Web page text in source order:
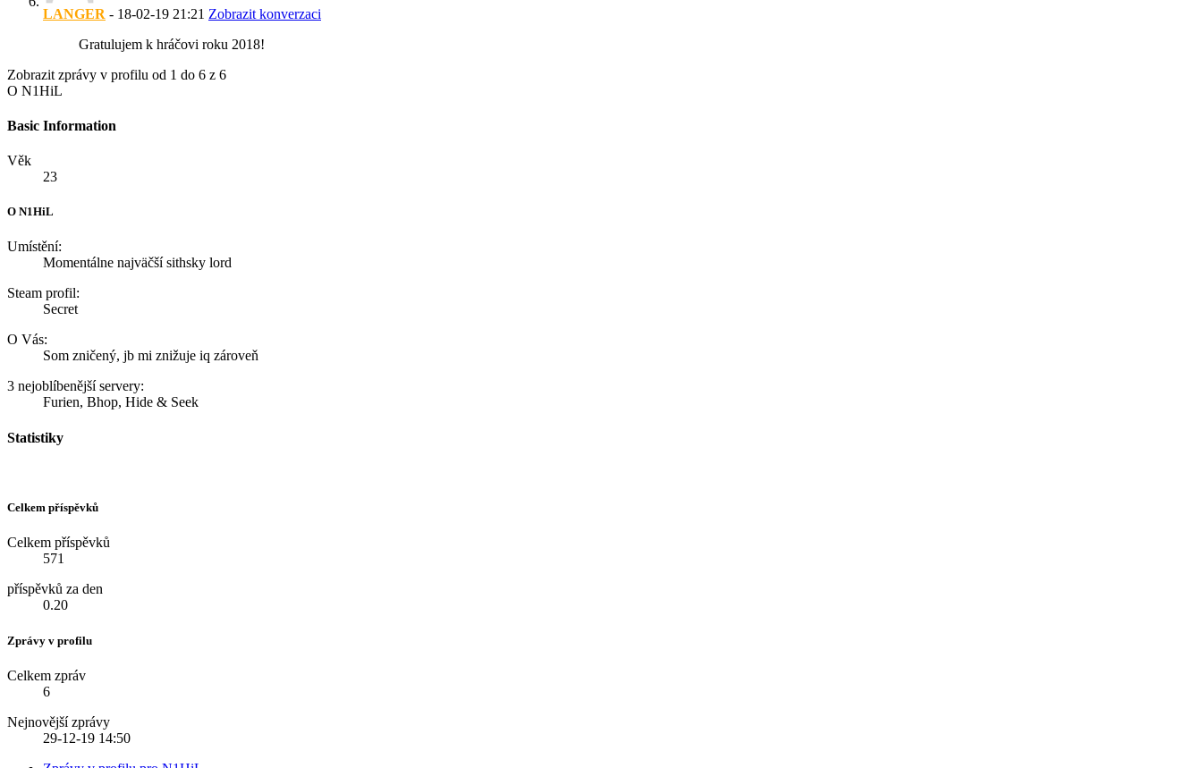
LANGER - 18-02-19 21:21 Zobrazit konverzaci
Gratulujem k hráčovi roku 2018!
Zobrazit zprávy v profilu od 1 do 6 z 6
O N1HiL
Basic Information
Věk
23
O N1HiL
Umístění:
Momentálne najväčší sithsky lord
Steam profil:
Secret
O Vás:
Som zničený, jb mi znižuje iq zároveň
3 nejoblíbenější servery:
Furien, Bhop, Hide & Seek
Statistiky
Celkem příspěvků
Celkem příspěvků
571
příspěvků za den
0.20
Zprávy v profilu
Celkem zpráv
6
Nejnovější zprávy
29-12-19 14:50